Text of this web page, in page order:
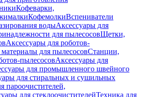
Кофеварки,
КофемолкиВспениватели
водыАксессуары для
для пылесосовЩетки,
Аксессуары для роботов-
для пылесосовСтанции,
пылесосовАксессуары для
для промышленного швейного
для стиральных и сушильных
пароочистителей,
для стеклоочистителейТехника для